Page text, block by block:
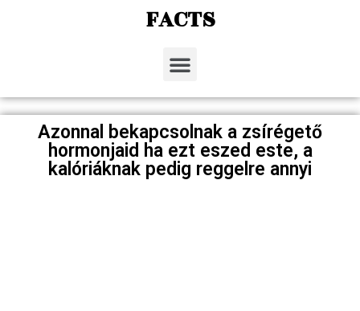
FACTS
Azonnal bekapcsolnak a zsírégető
hormonjaid ha ezt eszed este, a
kalóriáknak pedig reggelre annyi